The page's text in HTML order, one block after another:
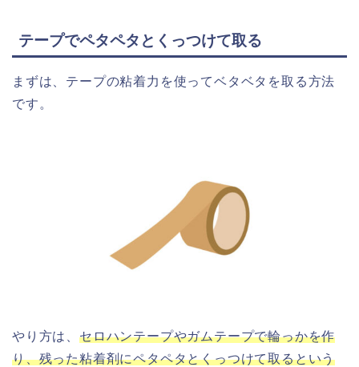
テープでペタペタとくっつけて取る
まずは、テープの粘着力を使ってベタベタを取る方法
です。
やり方は、 セロハンテープやガムテープで輪っかを作
り、残った粘着剤にペタペタとくっつけて取るという